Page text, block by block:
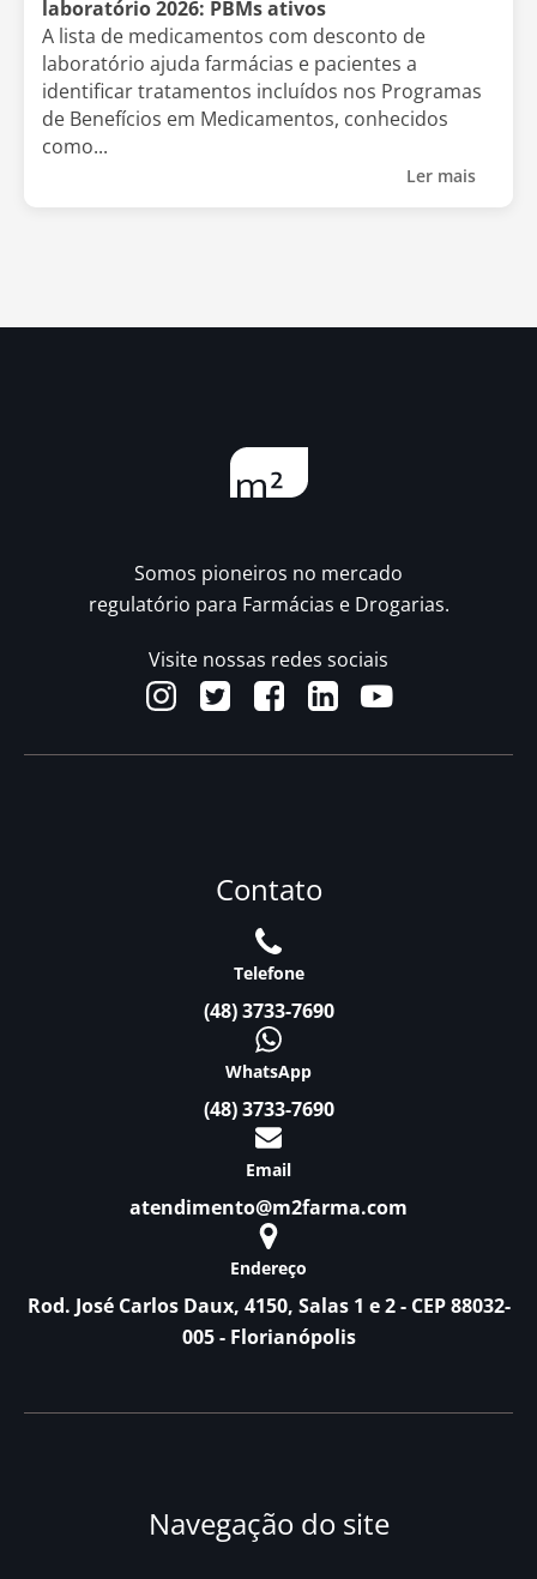
laboratório 2026: PBMs ativos
A lista de medicamentos com desconto de
laboratório ajuda farmácias e pacientes a
identificar tratamentos incluídos nos Programas
de Benefícios em Medicamentos, conhecidos
como...
Ler mais
Somos pioneiros no mercado
regulatório para Farmácias e Drogarias.
Visite nossas redes sociais
Contato
Telefone
(48) 3733-7690
WhatsApp
(48) 3733-7690
Email
atendimento@m2farma.com
Endereço
Rod. José Carlos Daux, 4150, Salas 1 e 2 - CEP 88032-
005 - Florianópolis
Navegação do site